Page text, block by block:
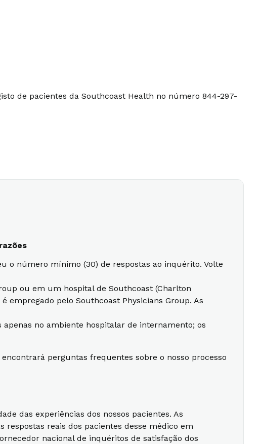
de pacientes da Southcoast Health no número 844-297-
o número mínimo (30) de respostas ao inquérito. Volte
ou em um hospital de Southcoast (Charlton
empregado pelo Southcoast Physicians Group. As
no ambiente hospitalar de internamento; os
perguntas frequentes sobre o nosso processo
das experiências dos nossos pacientes. As
respostas reais dos pacientes desse médico em
nacional de inquéritos de satisfação dos